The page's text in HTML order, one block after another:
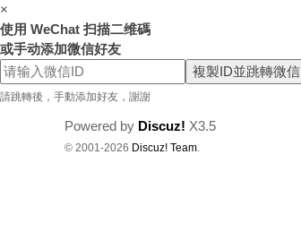
×
使用 WeChat 扫描二维碼
或手动添加微信好友
複製ID並跳轉微信
請跳轉後，手動添加好友，謝謝
Powered by Discuz! X3.5
© 2001-2026 Discuz! Team.